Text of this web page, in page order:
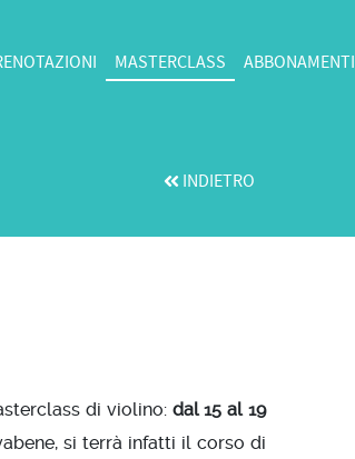
MASTERCLASS ABBONAMENTI
INDIETRO
di violino: dal 15 al 19
si terrà infatti il corso di